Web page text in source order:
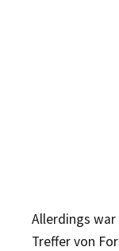
Allerdings
Treffer von